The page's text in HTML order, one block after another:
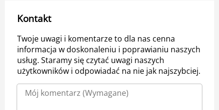
Kontakt
Twoje uwagi i komentarze to dla nas cenna
informacja w doskonaleniu i poprawianiu naszych
usług. Staramy się czytać uwagi naszych
użytkowników i odpowiadać na nie jak najszybciej.